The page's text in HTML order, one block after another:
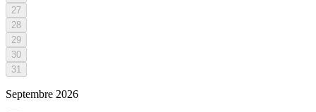
27
28
29
30
31
Septembre 2026